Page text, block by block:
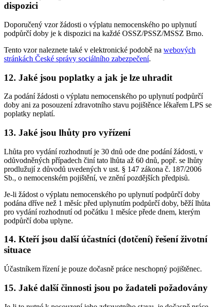
dispozici
Doporučený vzor žádosti o výplatu nemocenského po uplynutí
podpůrčí doby je k dispozici na každé OSSZ/PSSZ/MSSZ Brno.
Tento vzor naleznete také v elektronické podobě na webových
stránkách České správy sociálního zabezpečení.
12. Jaké jsou poplatky a jak je lze uhradit
Za podání žádosti o výplatu nemocenského po uplynutí podpůrčí
doby ani za posouzení zdravotního stavu pojištěnce lékařem LPS se
poplatky neplatí.
13. Jaké jsou lhůty pro vyřízení
Lhůta pro vydání rozhodnutí je 30 dnů ode dne podání žádosti, v
odůvodněných případech činí tato lhůta až 60 dnů, popř. se lhůty
prodlužují z důvodů uvedených v ust. § 147 zákona č. 187/2006
Sb., o nemocenském pojištění, ve znění pozdějších předpisů.
Je-li žádost o výplatu nemocenského po uplynutí podpůrčí doby
podána dříve než 1 měsíc před uplynutím podpůrčí doby, běží lhůta
pro vydání rozhodnutí od počátku 1 měsíce přede dnem, kterým
podpůrčí doba uplyne.
14. Kteří jsou další účastníci (dotčení) řešení životní
situace
Účastníkem řízení je pouze dočasně práce neschopný pojištěnec.
15. Jaké další činnosti jsou po žadateli požadovány